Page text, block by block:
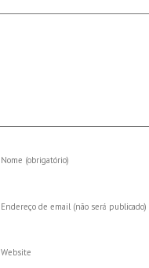
Nome (obrigatório)
Endereço de email (não será publicado)
Website